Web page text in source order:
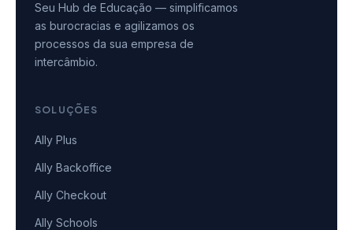
Seu Hub de Educação — simplificamos
as burocracias e agilizamos os
processos da sua empresa de
intercâmbio.
SOLUÇÕES
Ally Plus
Ally Backoffice
Ally Checkout
Ally Schools